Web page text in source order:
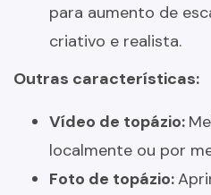
para aumento de
criativo e realista.
Outras características:
Vídeo de topázio:
localmente ou por
Foto de topázio: